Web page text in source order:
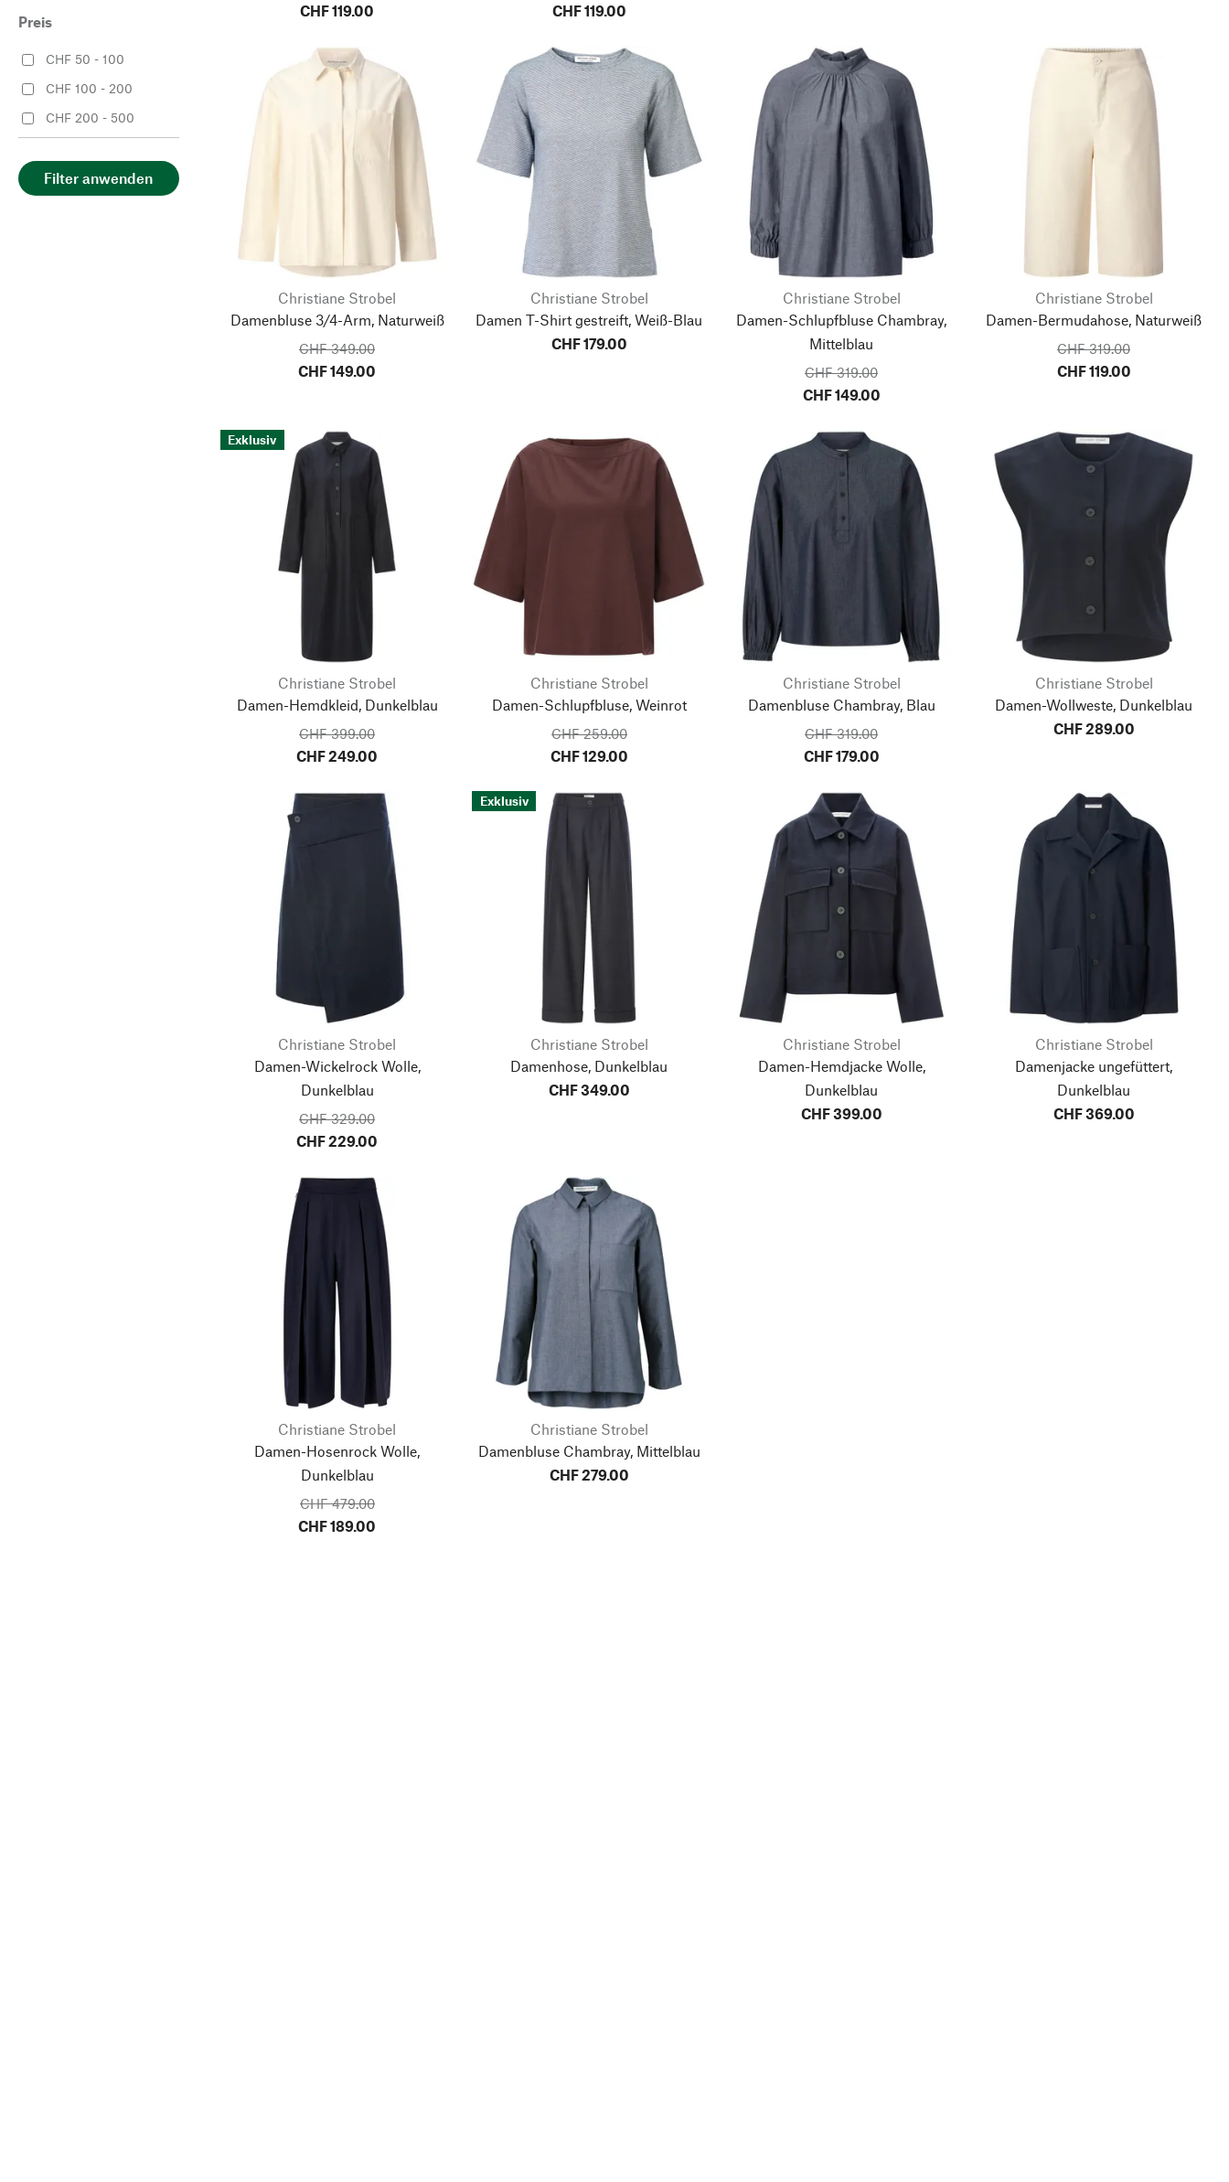
Preis
CHF 50 - 100
CHF 100 - 200
CHF 200 - 500
Filter anwenden
CHF 119.00 CHF 119.00
Christiane Strobel
Damenbluse 3/4-Arm, Naturweiß
CHF 349.00
CHF 149.00
Christiane Strobel
Damen T-Shirt gestreift, Weiß-Blau
CHF 179.00
Christiane Strobel
Damen-Schlupfbluse Chambray,
Mittelblau
CHF 319.00
CHF 149.00
Christiane Strobel
Damen-Bermudahose, Naturweiß
CHF 319.00
CHF 119.00
Exklusiv
Christiane Strobel
Damen-Hemdkleid, Dunkelblau
CHF 399.00
CHF 249.00
Christiane Strobel
Damen-Schlupfbluse, Weinrot
CHF 259.00
CHF 129.00
Christiane Strobel
Damenbluse Chambray, Blau
CHF 319.00
CHF 179.00
Christiane Strobel
Damen-Wollweste, Dunkelblau
CHF 289.00
Christiane Strobel
Damen-Wickelrock Wolle,
Dunkelblau
CHF 329.00
CHF 229.00
Exklusiv
Christiane Strobel
Damenhose, Dunkelblau
CHF 349.00
Christiane Strobel
Damen-Hemdjacke Wolle,
Dunkelblau
CHF 399.00
Christiane Strobel
Damenjacke ungefüttert,
Dunkelblau
CHF 369.00
Christiane Strobel
Damen-Hosenrock Wolle,
Dunkelblau
CHF 479.00
CHF 189.00
Christiane Strobel
Damenbluse Chambray, Mittelblau
CHF 279.00